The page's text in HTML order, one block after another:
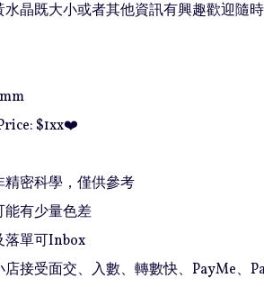
水晶既大小或者其他資訊有興趣歡迎隨
$1xx❤️
精密科學，僅供參考
能有少量色差
落單可Inbox
店接受面交、入數、轉數快、PayMe、